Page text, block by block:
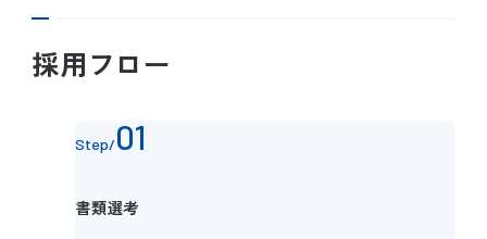
採用フロー
Step/
書類選考